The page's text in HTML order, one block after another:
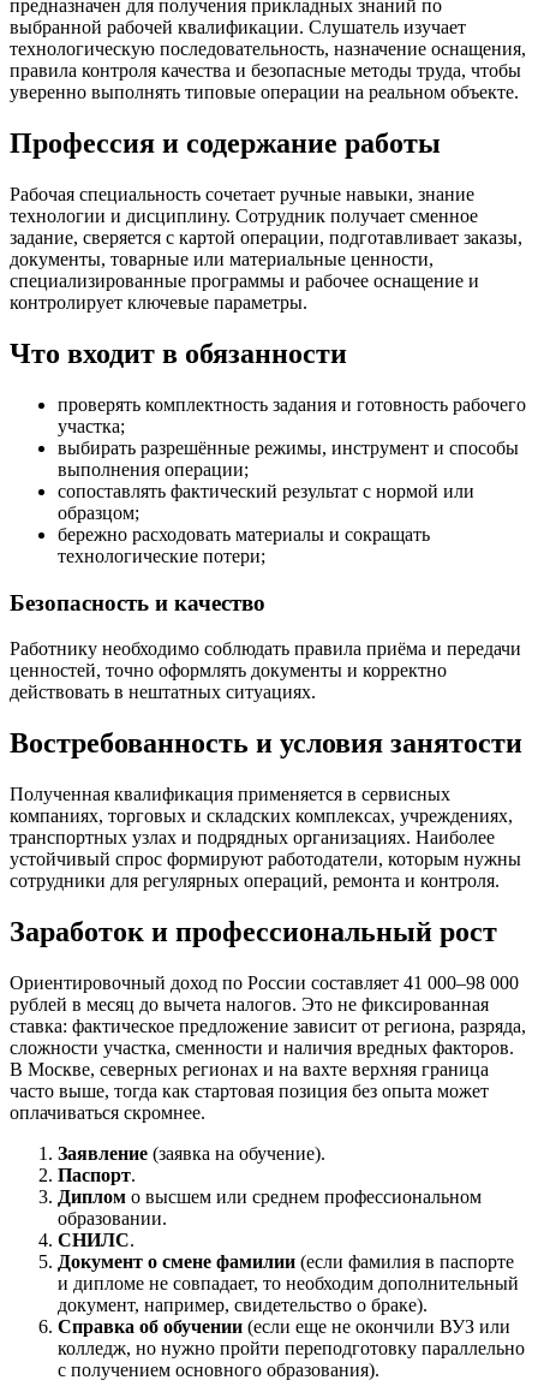
предназначен для получения прикладных знаний по
выбранной рабочей квалификации. Слушатель изучает
технологическую последовательность, назначение оснащения,
правила контроля качества и безопасные методы труда, чтобы
уверенно выполнять типовые операции на реальном объекте.
Профессия и содержание работы
Рабочая специальность сочетает ручные навыки, знание
технологии и дисциплину. Сотрудник получает сменное
задание, сверяется с картой операции, подготавливает заказы,
документы, товарные или материальные ценности,
специализированные программы и рабочее оснащение и
контролирует ключевые параметры.
Что входит в обязанности
проверять комплектность задания и готовность рабочего
участка;
выбирать разрешённые режимы, инструмент и способы
выполнения операции;
сопоставлять фактический результат с нормой или
образцом;
бережно расходовать материалы и сокращать
технологические потери;
Безопасность и качество
Работнику необходимо соблюдать правила приёма и передачи
ценностей, точно оформлять документы и корректно
действовать в нештатных ситуациях.
Востребованность и условия занятости
Полученная квалификация применяется в сервисных
компаниях, торговых и складских комплексах, учреждениях,
транспортных узлах и подрядных организациях. Наиболее
устойчивый спрос формируют работодатели, которым нужны
сотрудники для регулярных операций, ремонта и контроля.
Заработок и профессиональный рост
Ориентировочный доход по России составляет 41 000–98 000
рублей в месяц до вычета налогов. Это не фиксированная
ставка: фактическое предложение зависит от региона, разряда,
сложности участка, сменности и наличия вредных факторов.
В Москве, северных регионах и на вахте верхняя граница
часто выше, тогда как стартовая позиция без опыта может
оплачиваться скромнее.
Заявление (заявка на обучение).
Паспорт.
Диплом о высшем или среднем профессиональном
образовании.
СНИЛС.
Документ о смене фамилии (если фамилия в паспорте
и дипломе не совпадает, то необходим дополнительный
документ, например, свидетельство о браке).
Справка об обучении (если еще не окончили ВУЗ или
колледж, но нужно пройти переподготовку параллельно
с получением основного образования).